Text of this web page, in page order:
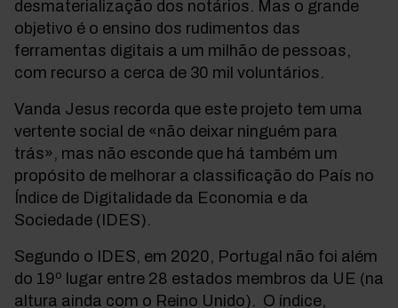
desmaterialização dos notários. Mas o grande
objetivo é o ensino dos rudimentos das
ferramentas digitais a um milhão de pessoas,
com recurso a cerca de 30 mil voluntários.
Vanda Jesus recorda que este projeto tem uma
vertente social de «não deixar ninguém para
trás», mas não esconde que há também um
propósito de melhorar a classificação do País no
Índice de Digitalidade da Economia e da
Sociedade (IDES).
Segundo o IDES, em 2020, Portugal não foi além
do 19º lugar entre 28 estados membros da UE (na
altura ainda com o Reino Unido). O índice,